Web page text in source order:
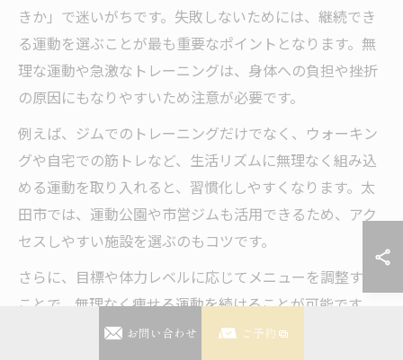
きか」で迷いがちです。失敗しないためには、継続でき
る運動を選ぶことが最も重要なポイントとなります。無
理な運動や急激なトレーニングは、身体への負担や挫折
の原因にもなりやすいため注意が必要です。
例えば、ジムでのトレーニングだけでなく、ウォーキン
グや自宅での筋トレなど、生活リズムに無理なく組み込
める運動を取り入れると、習慣化しやすくなります。太
田市では、運動公園や市営ジムも活用できるため、アク
セスしやすい施設を選ぶのもコツです。
さらに、目標や体力レベルに応じてメニューを調整する
ことで、無理なく痩せる運動を続けることが可能です。
失敗しないためには、プロのトレーナーやジムスタッフ
お問い合わせ ご予約